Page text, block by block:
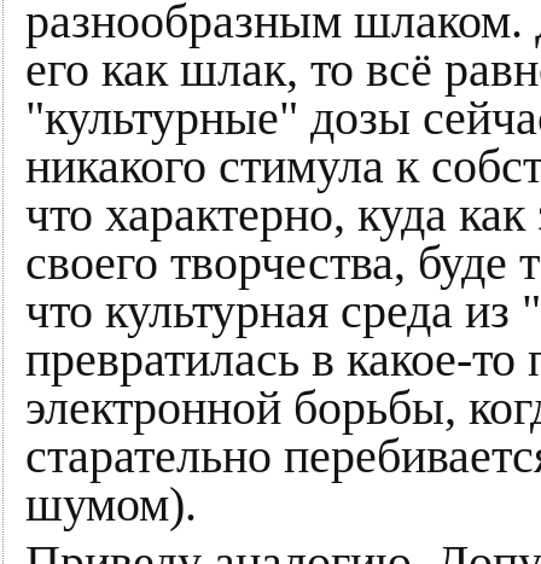
разнообразным шлаком.
его как шлак, то всё
"культурные" дозы
никакого стимула к
что характерно, куда
своего творчества,
что культурная среда
превратилась в какое-
электронной борьбы,
старательно
шумом).